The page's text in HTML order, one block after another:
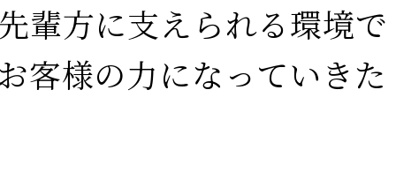
輩方に支えられる環境で
客様の力になっていきた